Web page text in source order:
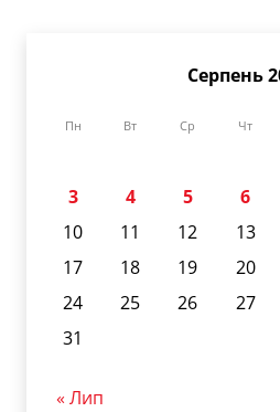
Серпень
Пн Вт Ср Чт
3
4 5 6
10
11 12 13
17
18 19 20
24
25 26 27
31
« Лип